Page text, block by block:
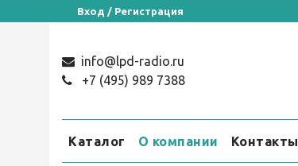
Вход / Регистрация
info@lpd-radio.ru
+7 (495) 989 7388
Каталог О компании Контакты